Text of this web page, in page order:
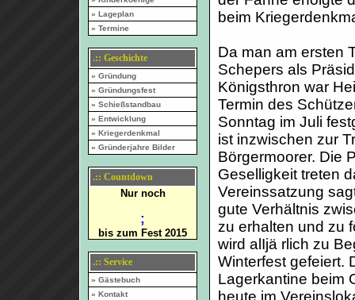
» Lageplan
» Termine
.:: Geschichte
» Gründung
» Gründungsfest
» Schießstandbau
» Entwicklung
» Kriegerdenkmal
» Gründerjahre Bilder
.:: Countdown
Nur noch
;
bis zum Fest 2015
.:: Service
» Gästebuch
» Kontakt
beim
Da man am ersten
Schepers als
Königsthron war
Termin des
Sonntag im Juli
ist inzwischen zur
Börgermoorer. Die
Geselligkeit treten
Vereinssatzung
gute Verhältnis
zu erhalten und zu
wird alIjä rlich zu
Winterfest gefeiert.
Lagerkantine beim
heute im